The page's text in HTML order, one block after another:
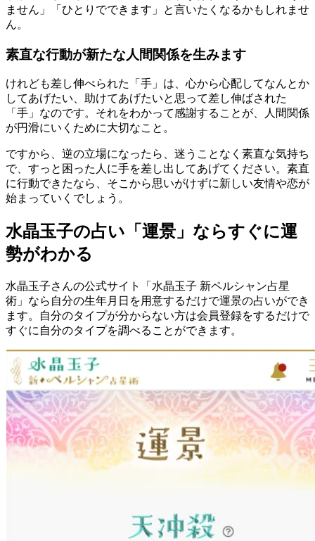
ません」「ひとりでできます」と言いたくなるかもしれませ
ん。
素直な行動が新たな人間関係を生みます
けれども差し伸べられた「手」は、心から心配してなんとか
してあげたい、助けてあげたいと思って差し伸ばされた
「手」なのです。それをわかって感謝することが、人間関係
が円滑にいくために大切なこと。
ですから、逆の立場になったら、迷うことなく素直な気持ち
で、すっと困った人に手を差し出してあげてください。素直
に行動できたなら、そこから思いがけずに新しい友情や恋が
始まっていくでしょう。
水晶玉子の占い「運景」ならすぐに運
勢がわかる
水晶玉子さんの公式サイト「水晶玉子 新ペルシャン占星
術」なら自分の生年月日を用意するだけで運景の占いができ
ます。自分のタイプが分からない方は会員登録をするだけで
すぐに自分のタイプを調べることができます。